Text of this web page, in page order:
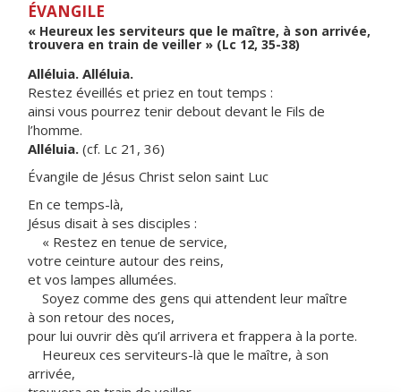
ÉVANGILE
« Heureux les serviteurs que le maître, à son arrivée,
trouvera en train de veiller » (Lc 12, 35-38)
Alléluia. Alléluia.
Restez éveillés et priez en tout temps :
ainsi vous pourrez tenir debout devant le Fils de
l’homme.
Alléluia. (cf. Lc 21, 36)
Évangile de Jésus Christ selon saint Luc
En ce temps-là,
Jésus disait à ses disciples :
« Restez en tenue de service,
votre ceinture autour des reins,
et vos lampes allumées.
Soyez comme des gens qui attendent leur maître
à son retour des noces,
pour lui ouvrir dès qu’il arrivera et frappera à la porte.
Heureux ces serviteurs-là que le maître, à son
arrivée,